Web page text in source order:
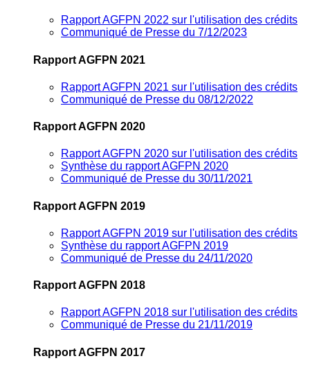
Rapport AGFPN 2022 sur l'utilisation des crédits
Communiqué de Presse du 7/12/2023
Rapport AGFPN 2021
Rapport AGFPN 2021 sur l'utilisation des crédits
Communiqué de Presse du 08/12/2022
Rapport AGFPN 2020
Rapport AGFPN 2020 sur l'utilisation des crédits
Synthèse du rapport AGFPN 2020
Communiqué de Presse du 30/11/2021
Rapport AGFPN 2019
Rapport AGFPN 2019 sur l'utilisation des crédits
Synthèse du rapport AGFPN 2019
Communiqué de Presse du 24/11/2020
Rapport AGFPN 2018
Rapport AGFPN 2018 sur l'utilisation des crédits
Communiqué de Presse du 21/11/2019
Rapport AGFPN 2017